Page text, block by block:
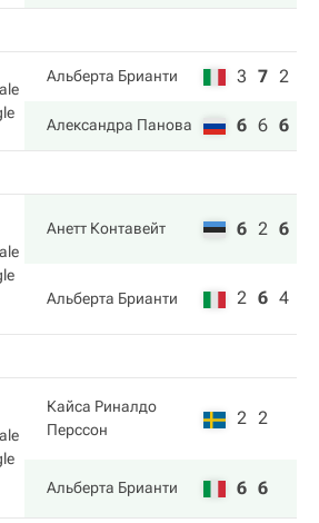
Альберта Брианти 3 7 2
Александра Панова 6 6 6
Анетт Контавейт 6 2 6
Альберта Брианти 2 6 4
Кайса Риналдо
Перссон
2 2
Альберта Брианти 6 6